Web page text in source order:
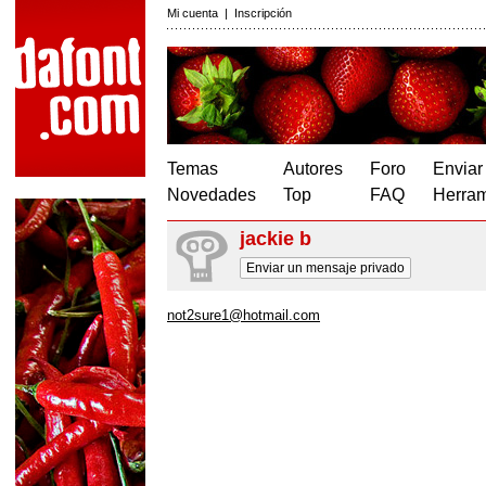
Mi cuenta | Inscripción
Temas
Novedades
Autores
Top
Foro
FAQ
jackie b
Enviar un mensaje privado
not2sure1@hotmail.com